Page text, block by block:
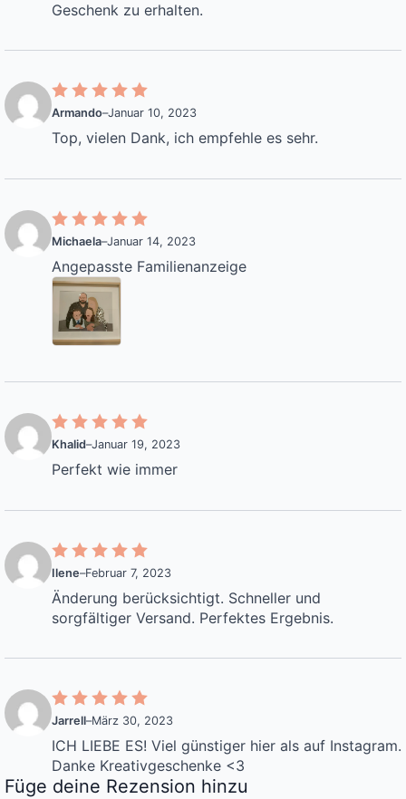
Geschenk zu erhalten.
Armando–Januar 10, 2023
Top, vielen Dank, ich empfehle es sehr.
Michaela–Januar 14, 2023
Angepasste Familienanzeige
Khalid–Januar 19, 2023
Perfekt wie immer
Ilene–Februar 7, 2023
Änderung berücksichtigt. Schneller und
sorgfältiger Versand. Perfektes Ergebnis.
Jarrell–März 30, 2023
ICH LIEBE ES! Viel günstiger hier als auf Instagram.
Danke Kreativgeschenke <3
Füge deine Rezension hinzu